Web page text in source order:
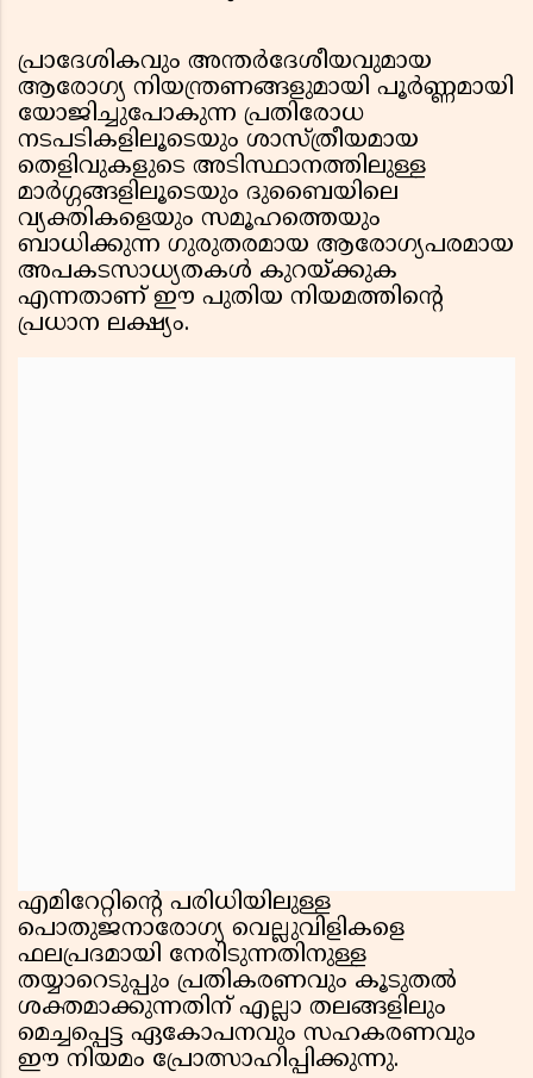
പ്രാദേശികവും അന്തർദേശീയവുമായ
ആരോഗ്യ നിയന്ത്രണങ്ങളുമായി പൂർണ്ണമായി
യോജിച്ചുപോകുന്ന പ്രതിരോധ
നടപടികളിലൂടെയും ശാസ്ത്രീയമായ
തെളിവുകളുടെ അടിസ്ഥാനത്തിലുള്ള
മാർഗ്ഗങ്ങളിലൂടെയും ദുബൈയിലെ
വ്യക്തികളെയും സമൂഹത്തെയും
ബാധിക്കുന്ന ഗുരുതരമായ ആരോഗ്യപരമായ
അപകടസാധ്യതകൾ കുറയ്ക്കുക
എന്നതാണ് ഈ പുതിയ നിയമത്തിന്റെ
പ്രധാന ലക്ഷ്യം.
എമിറേറ്റിന്റെ പരിധിയിലുള്ള
പൊതുജനാരോഗ്യ വെല്ലുവിളികളെ
ഫലപ്രദമായി നേരിടുന്നതിനുള്ള
തയ്യാറെടുപ്പും പ്രതികരണവും കൂടുതൽ
ശക്തമാക്കുന്നതിന് എല്ലാ തലങ്ങളിലും
മെച്ചപ്പെട്ട ഏകോപനവും സഹകരണവും
ഈ നിയമം പ്രോത്സാഹിപ്പിക്കുന്നു.